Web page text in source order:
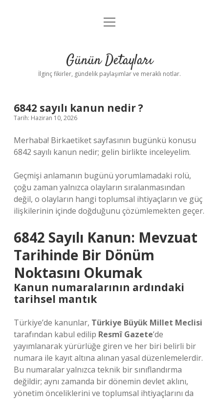
Gizlilik Politikası
Yasal Uyarı
menüyü
Günün Detayları
İlginç fikirler, gündelik paylaşımlar ve meraklı notlar.
6842 sayılı kanun nedir ?
Tarih: Haziran 10, 2026
Merhaba! Birkaetiket sayfasının bugünkü konusu
6842 sayılı kanun nedir; gelin birlikte inceleyelim.
Geçmişi anlamanın bugünü yorumlamadaki rolü,
çoğu zaman yalnızca olayların sıralanmasından
değil, o olayların hangi toplumsal ihtiyaçların ve güç
ilişkilerinin içinde doğduğunu çözümlemekten geçer.
6842 Sayılı Kanun: Mevzuat
Tarihinde Bir Dönüm
Noktasını Okumak
Kanun numaralarının ardındaki
tarihsel mantık
Türkiye’de kanunlar, Türkiye Büyük Millet Meclisi
tarafından kabul edilip Resmî Gazete’de
yayımlanarak yürürlüğe giren ve her biri belirli bir
numara ile kayıt altına alınan yasal düzenlemelerdir.
Bu numaralar yalnızca teknik bir sınıflandırma
değildir; aynı zamanda bir dönemin devlet aklını,
yönetim önceliklerini ve toplumsal ihtiyaçlarını da